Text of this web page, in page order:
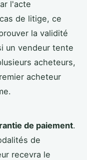
l'acte
de litige, ce
la validité
un vendeur tente
acheteurs,
acheteur
de paiement.
de
recevra le